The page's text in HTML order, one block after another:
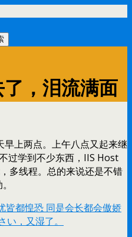
，泪流满面
上两点。上午八点又起来继
过学到不少东西，IIS Host
多线程。总的来说还是不错
皆都惶恐 同是会长都会傲娇
，又湿了。